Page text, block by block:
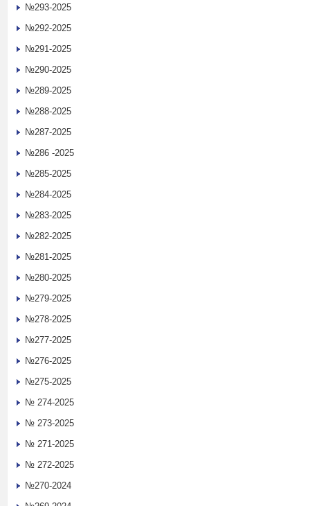
№293-2025
№292-2025
№291-2025
№290-2025
№289-2025
№288-2025
№287-2025
№286 -2025
№285-2025
№284-2025
№283-2025
№282-2025
№281-2025
№280-2025
№279-2025
№278-2025
№277-2025
№276-2025
№275-2025
№ 274-2025
№ 273-2025
№ 271-2025
№ 272-2025
№270-2024